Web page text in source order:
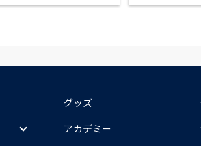
グッズ
アカデミー